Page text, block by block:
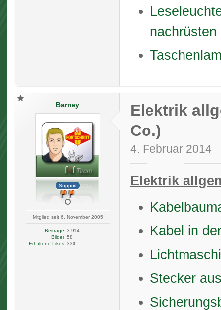
nachrüsten
Barney
Support
Mitglied seit 6. November 2005
Beiträge 3.914
Bilder 58
Erhaltene Likes 330
Elektrik
Co.)
4. Februar 2014
Elektrik
Kabel in
Stecker